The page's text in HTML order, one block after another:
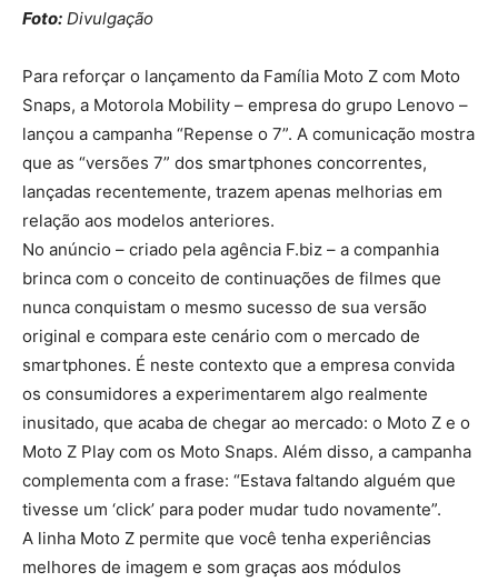
Foto: Divulgação
Para reforçar o lançamento da Família Moto Z com Moto
Snaps, a Motorola Mobility – empresa do grupo Lenovo –
lançou a campanha “Repense o 7”. A comunicação mostra
que as “versões 7” dos smartphones concorrentes,
lançadas recentemente, trazem apenas melhorias em
relação aos modelos anteriores.
No anúncio – criado pela agência F.biz – a companhia
brinca com o conceito de continuações de filmes que
nunca conquistam o mesmo sucesso de sua versão
original e compara este cenário com o mercado de
smartphones. É neste contexto que a empresa convida
os consumidores a experimentarem algo realmente
inusitado, que acaba de chegar ao mercado: o Moto Z e o
Moto Z Play com os Moto Snaps. Além disso, a campanha
complementa com a frase: “Estava faltando alguém que
tivesse um ‘click’ para poder mudar tudo novamente”.
A linha Moto Z permite que você tenha experiências
melhores de imagem e som graças aos módulos